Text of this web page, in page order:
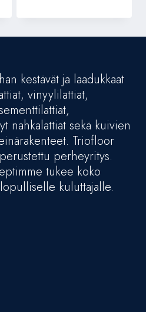
kestävät ja laadukkaat
vinyylilattiat,
nahkalattiat sekä kuivien
Triofloor
perheyritys.
tukee koko
kuluttajalle.